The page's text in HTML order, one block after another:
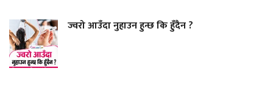
ज्वरो आउँदा नुहाउन हुन्छ कि हुँदैन ?